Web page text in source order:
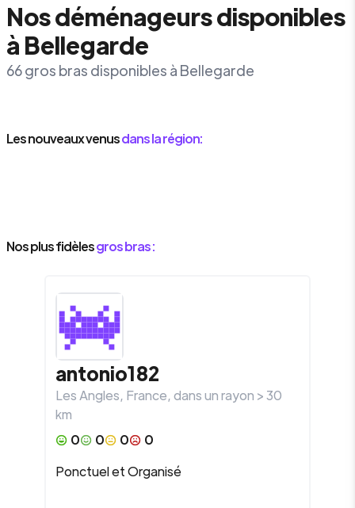
Nos déménageurs disponibles
à Bellegarde
66 gros bras disponibles à Bellegarde
Les nouveaux venusdans la région:
Nos plus fidèlesgros bras :
antonio182
Les Angles, France, dans un rayon >30
km
0
0 0
0
Ponctuel et Organisé